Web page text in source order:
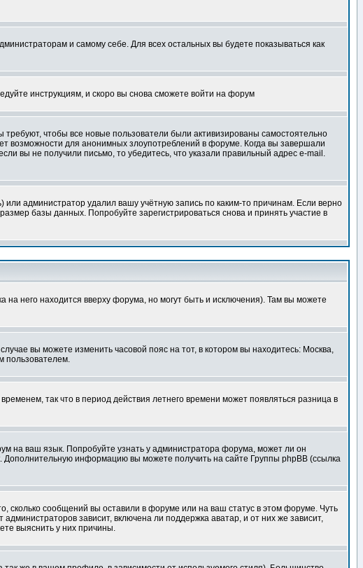
и самому себе. Для всех остальных вы будете показываться как
инструкциям, и скоро вы снова сможете войти на форум
чтобы все новые пользователи были активизированы самостоятельно
возможности для анонимных злоупотреблений в форуме. Когда вы завершали
вы не получили письмо, то убедитесь, что указали правильный адрес e-mail.
администратор удалил вашу учётную запись по каким-то причинам. Если верно
базы данных. Попробуйте зарегистрироваться снова и принять участие в
на него находится вверху форума, но могут быть и исключения). Там вы можете
вы можете изменить часовой пояс на тот, в котором вы находитесь: Москва,
пользователем.
так что в период действия летнего времени может появляться разница в
на ваш язык. Попробуйте узнать у администратора форума, может ли он
Дополнительную информацию вы можете получить на сайте Группы phpBB (ссылка
сколько сообщений вы оставили в форуме или на ваш статус в этом форуме. Чуть
зависит, включена ли поддержка аватар, и от них же зависит,
выяснить у них причины.